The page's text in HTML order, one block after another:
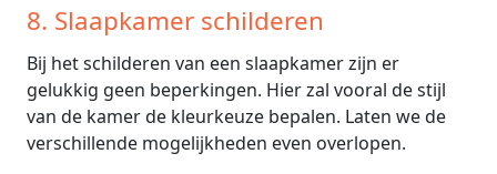
8. Slaapkamer schilderen
Bij het schilderen van een slaapkamer zijn er
gelukkig geen beperkingen. Hier zal vooral de stijl
van de kamer de kleurkeuze bepalen. Laten we de
verschillende mogelijkheden even overlopen.